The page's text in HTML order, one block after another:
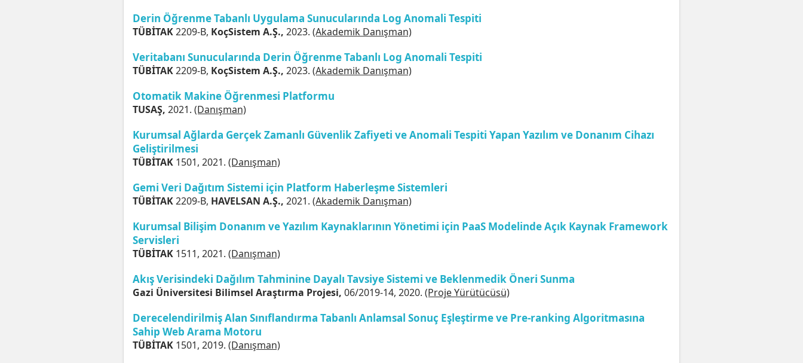
Derin Öğrenme Tabanlı Uygulama Sunucularında Log Anomali Tespiti
TÜBİTAK2209-B, KoçSistem A.Ş., 2023. (Akademik Danışman)
Veritabanı Sunucularında Derin Öğrenme Tabanlı Log Anomali Tespiti
TÜBİTAK2209-B, KoçSistem A.Ş., 2023. (Akademik Danışman)
Otomatik Makine Öğrenmesi Platformu
TUSAŞ, 2021. (Danışman)
Kurumsal Ağlarda Gerçek Zamanlı Güvenlik Zafiyeti ve Anomali Tespiti Yapan Yazılım ve Donanım Cihazı
Geliştirilmesi
TÜBİTAK 1501, 2021. (Danışman)
Gemi Veri Dağıtım Sistemi için Platform Haberleşme Sistemleri
TÜBİTAK2209-B, HAVELSAN A.Ş., 2021. (Akademik Danışman)
Kurumsal Bilişim Donanım ve Yazılım Kaynaklarının Yönetimi için PaaS Modelinde Açık Kaynak Framework
Servisleri
TÜBİTAK 1511, 2021. (Danışman)
Akış Verisindeki Dağılım Tahminine Dayalı Tavsiye Sistemi ve Beklenmedik Öneri Sunma
Gazi Üniversitesi Bilimsel Araştırma Projesi, 06/2019-14, 2020. (Proje Yürütücüsü)
Derecelendirilmiş Alan Sınıflandırma Tabanlı Anlamsal Sonuç Eşleştirme ve Pre-ranking Algoritmasına
Sahip Web Arama Motoru
TÜBİTAK 1501, 2019. (Danışman)